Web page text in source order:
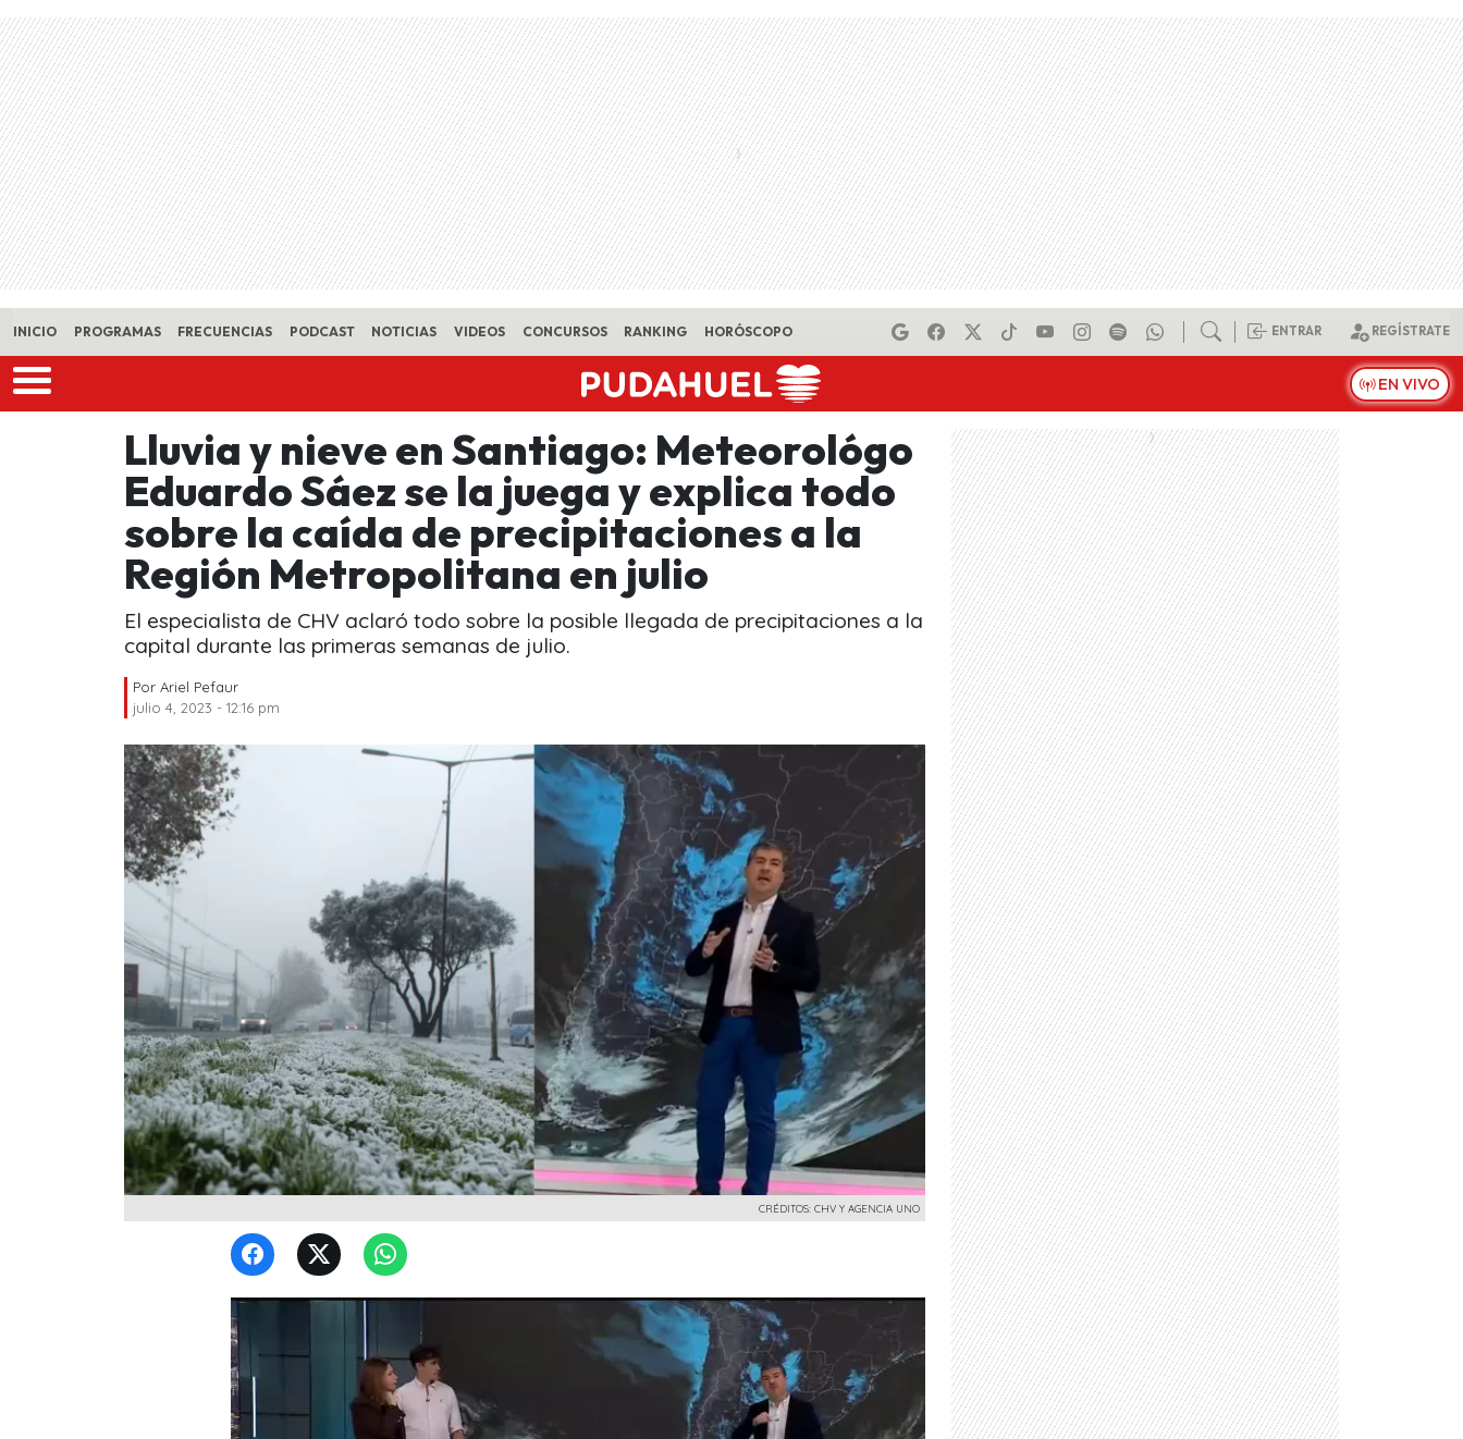
Skip to main content
INICIO PROGRAMAS FRECUENCIAS PODCAST NOTICIAS VIDEOS CONCURSOS RANKING HORÓSCOPO ENTRAR REGÍSTRATE
EN VIVO
Lluvia y nieve en Santiago: Meteorológo
Eduardo Sáez se la juega y explica todo
sobre la caída de precipitaciones a la
Región Metropolitana en julio
El especialista de CHV aclaró todo sobre la posible llegada de precipitaciones a la
capital durante las primeras semanas de julio.
Por Ariel Pefaur
julio 4, 2023 - 12:16 pm
CRÉDITOS: CHV Y AGENCIA UNO